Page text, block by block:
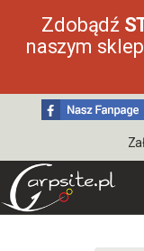
Zdobądź
naszym